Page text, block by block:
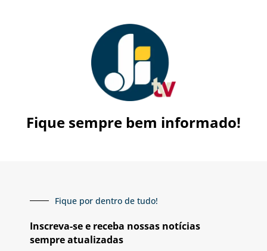
Fique sempre bem informado!
Fique por dentro de tudo!
Inscreva-se e receba nossas notícias
sempre atualizadas